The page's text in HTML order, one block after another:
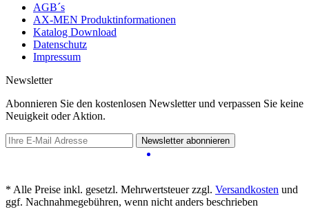
AGB´s
AX-MEN Produktinformationen
Katalog Download
Datenschutz
Impressum
Newsletter
Abonnieren Sie den kostenlosen Newsletter und verpassen Sie keine
Neuigkeit oder Aktion.
Newsletter abonnieren
* Alle Preise inkl. gesetzl. Mehrwertsteuer zzgl. Versandkosten und
ggf. Nachnahmegebühren, wenn nicht anders beschrieben